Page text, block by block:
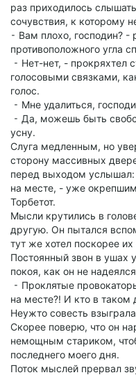
раз приходилось
сочувствия, к которому
⁃ Вам плохо, господин? -
противоположного угла
⁃ Нет-нет, - прокряхтел
голосовыми связками,
голос.
⁃ Мне удалиться,
⁃ Да, можешь быть
усну.
Слуга медленным, но
сторону массивных
перед выходом услышал:
на месте, - уже
Торбетот.
Мысли крутились в
другую. Он пытался
тут же хотел поскорее
Постоянный звон в ушах
покоя, как он не
⁃ Проклятые
на месте?! И кто в таком
Неужто совесть
Скорее поверю, что он
немощным стариком,
последнего моего дня.
Поток мыслей прервал